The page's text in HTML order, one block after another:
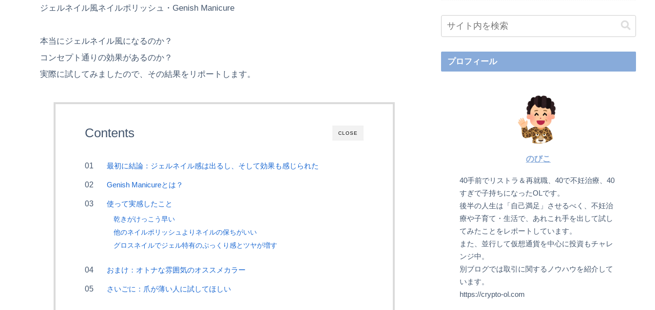
ジェルネイル風ネイルポリッシュ・Genish Manicure
本当にジェルネイル風になるのか？
コンセプト通りの効果があるのか？
実際に試してみましたので、その結果をリポートします。
CLOSE
Contents
最初に結論：ジェルネイル感は出るし、そして効果も感じられた
Genish Manicureとは？
使って実感したこと
乾きがけっこう早い
他のネイルポリッシュよりネイルの保ちがいい
グロスネイルでジェル特有のぷっくり感とツヤが増す
おまけ：オトナな雰囲気のオススメカラー
さいごに：爪が薄い人に試してほしい
プロフィール
のびこ
40手前でリストラ＆再就職、40で不妊治療、40
すぎで子持ちになったOLです。
後半の人生は「自己満足」させるべく、不妊治
療や子育て・生活で、あれこれ手を出して試し
てみたことをレポートしています。
また、並行して仮想通貨を中心に投資もチャレ
ンジ中。
別ブログでは取引に関するノウハウを紹介して
います。
https://crypto-ol.com